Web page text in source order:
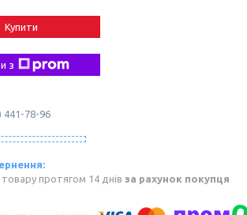
Купити
з
441-78-96
протягом 14 днів за рахунок покупця